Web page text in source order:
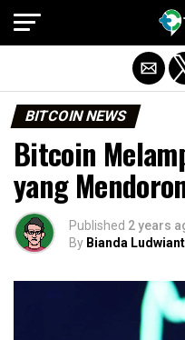
BITCOIN NEWS
Bitcoin
yang
Published 2 years
By Bianda
Exit